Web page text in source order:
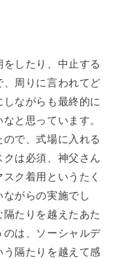
したり、中止する
、周りに言われてど
ながらも最終的に
と思っています。
で、式場に入れる
は必須、神父さん
ク着用というたく
がらの実施でし
たりを越えたあた
のは、ソーシャルデ
う隔たりを越えて感